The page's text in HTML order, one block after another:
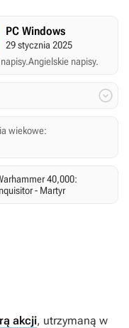
PC Windows
29 stycznia 2025
Angielskie napisy.

wiekowe:
40,000:
- Martyr
akcji, utrzymaną w